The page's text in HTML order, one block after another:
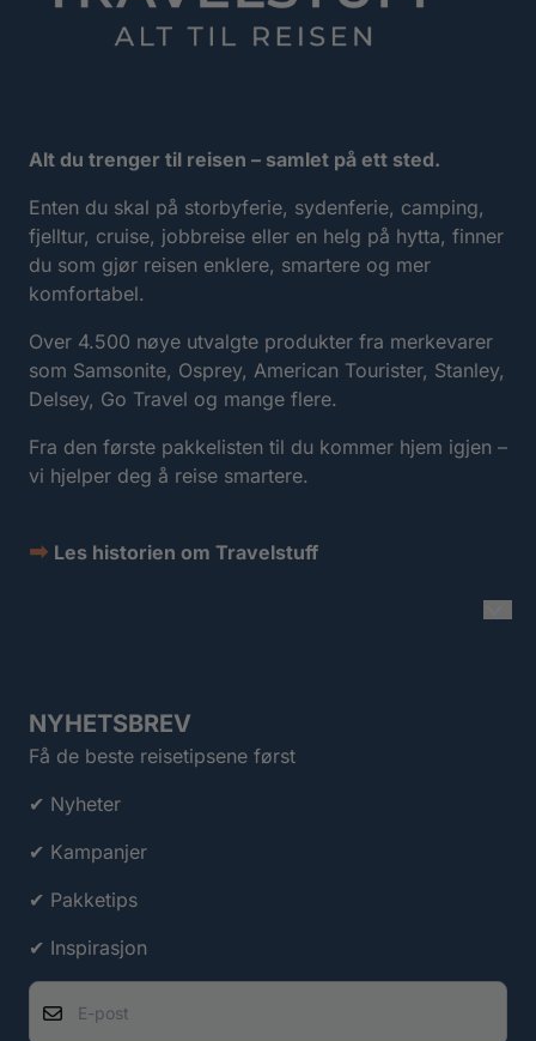
Alt du trenger til reisen – samlet på ett sted.
Enten du skal på storbyferie, sydenferie, camping,
fjelltur, cruise, jobbreise eller en helg på hytta, finner
du som gjør reisen enklere, smartere og mer
komfortabel.
Over 4.500 nøye utvalgte produkter fra merkevarer
som Samsonite, Osprey, American Tourister, Stanley,
Delsey, Go Travel og mange flere.
Fra den første pakkelisten til du kommer hjem igjen –
vi hjelper deg å reise smartere.
➡ Les historien om Travelstuff
NYHETSBREV
Få de beste reisetipsene først
✔ Nyheter
✔ Kampanjer
✔ Pakketips
✔ Inspirasjon
E-post